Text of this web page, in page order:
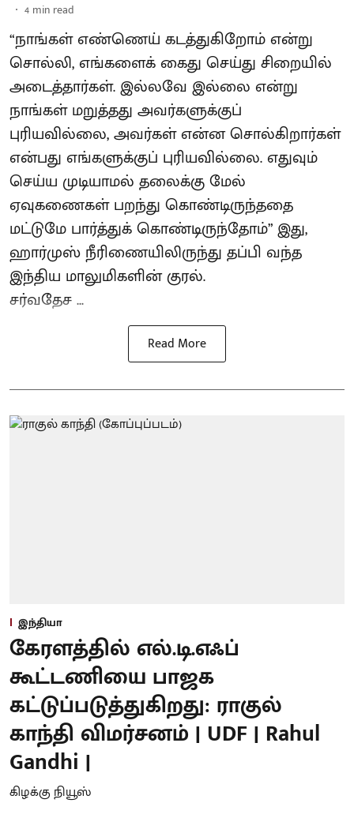
4 min read
“நாங்கள் எண்ணெய் கடத்துகிறோம் என்று
சொல்லி, எங்களைக் கைது செய்து சிறையில்
அடைத்தார்கள். இல்லவே இல்லை என்று
நாங்கள் மறுத்தது அவர்களுக்குப்
புரியவில்லை, அவர்கள் என்ன சொல்கிறார்கள்
என்பது எங்களுக்குப் புரியவில்லை. எதுவும்
செய்ய முடியாமல் தலைக்கு மேல்
ஏவுகணைகள் பறந்து கொண்டிருந்ததை
மட்டுமே பார்த்துக் கொண்டிருந்தோம்” இது,
ஹார்முஸ் நீரிணையிலிருந்து தப்பி வந்த
இந்திய மாலுமிகளின் குரல்.
சர்வதேச ...
Read More
இந்தியா
கேரளத்தில் எல்.டி.எஃப்
கூட்டணியை பாஜக
கட்டுப்படுத்துகிறது: ராகுல்
காந்தி விமர்சனம் | UDF | Rahul
Gandhi |
கிழக்கு நியூஸ்